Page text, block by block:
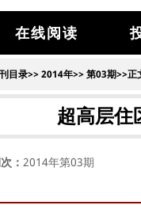
在线阅读
目录>>2014年>>第03期>>正
超高层住
： 2014年第03期